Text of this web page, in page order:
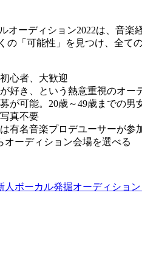
オーディション2022は、音
の「可能性」を見つけ、全て
心者、大歓迎
好き、という熱意重視のオー
が可能。20歳～49歳までの男
真不要
有名音楽プロデユーサーが参
オーディション会場を選べる
ボーカル発掘オーディション